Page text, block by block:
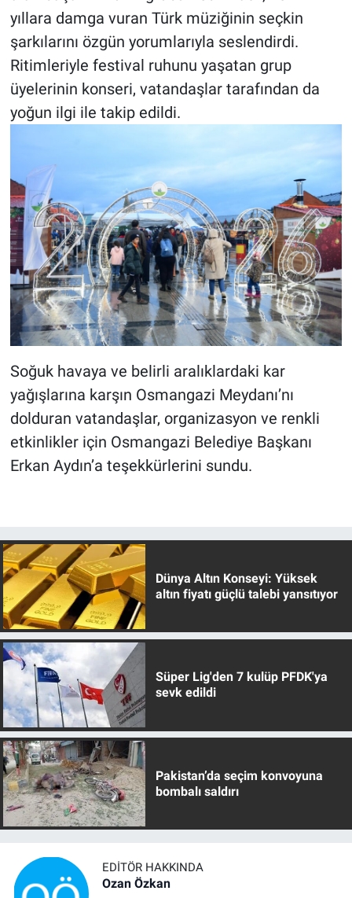
yıllara damga vuran Türk müziğinin seçkin
şarkılarını özgün yorumlarıyla seslendirdi.
Ritimleriyle festival ruhunu yaşatan grup
üyelerinin konseri, vatandaşlar tarafından da
yoğun ilgi ile takip edildi.
Soğuk havaya ve belirli aralıklardaki kar
yağışlarına karşın Osmangazi Meydanı’nı
dolduran vatandaşlar, organizasyon ve renkli
etkinlikler için Osmangazi Belediye Başkanı
Erkan Aydın’a teşekkürlerini sundu.
Dünya Altın Konseyi: Yüksek
altın fiyatı güçlü talebi yansıtıyor
Süper Lig'den 7 kulüp PFDK'ya
sevk edildi
Pakistan’da seçim konvoyuna
bombalı saldırı
EDITÖR HAKKINDA
Ozan Özkan